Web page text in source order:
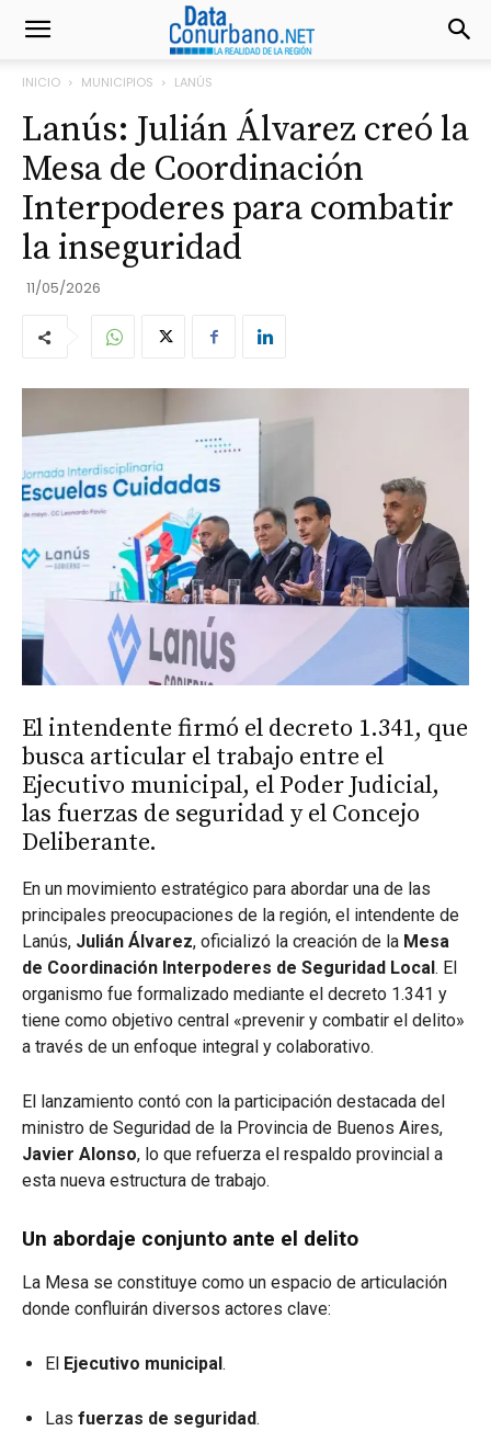
INICIO MUNICIPIOS LANÚS
Lanús: Julián Álvarez creó la
Mesa de Coordinación
Interpoderes para combatir
la inseguridad
11/05/2026
El intendente firmó el decreto 1.341, que
busca articular el trabajo entre el
Ejecutivo municipal, el Poder Judicial,
las fuerzas de seguridad y el Concejo
Deliberante.
En un movimiento estratégico para abordar una de las
principales preocupaciones de la región, el intendente de
Lanús, Julián Álvarez, oficializó la creación de la Mesa
de Coordinación Interpoderes de Seguridad Local . El
organismo fue formalizado mediante el decreto 1.341 y
tiene como objetivo central «prevenir y combatir el delito»
a través de un enfoque integral y colaborativo.
El lanzamiento contó con la participación destacada del
ministro de Seguridad de la Provincia de Buenos Aires,
Javier Alonso, lo que refuerza el respaldo provincial a
esta nueva estructura de trabajo.
Un abordaje conjunto ante el delito
La Mesa se constituye como un espacio de articulación
donde confluirán diversos actores clave:
El Ejecutivo municipal .
Las fuerzas de seguridad.